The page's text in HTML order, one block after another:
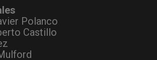
Polanco
Castillo